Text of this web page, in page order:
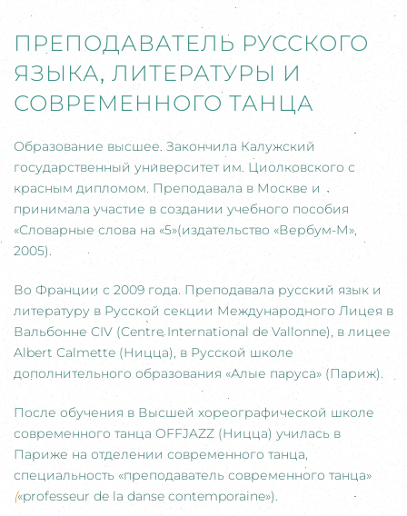
ПРЕПОДАВАТЕЛЬ РУССКОГО
ЯЗЫКА, ЛИТЕРАТУРЫ И
СОВРЕМЕННОГО ТАНЦА
Образование высшее. Закончила Калужский
государственный университет им. Циолковского с
красным дипломом. Преподавала в Москве и
принимала участие в создании учебного пособия
«Словарные слова на «5»(издательство «Вербум-М»,
2005).
Во Франции с 2009 года. Преподавала русский язык и
литературу в Русской секции Международного Лицея в
Вальбонне CIV (Centre International de Vallonne), в лицее
Albert Calmette (Ницца), в Русской школе
дополнительного образования «Алые паруса» (Париж).
После обучения в Высшей хореографической школе
современного танца OFFJAZZ (Ницца) училась в
Париже на отделении современного танца,
специальность «преподаватель современного танца»
(«professeur de la danse contemporaine»).